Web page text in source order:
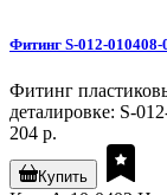
Фитинг S-012-010408-
Фитинг
деталировке: S-
204 р.
Купить